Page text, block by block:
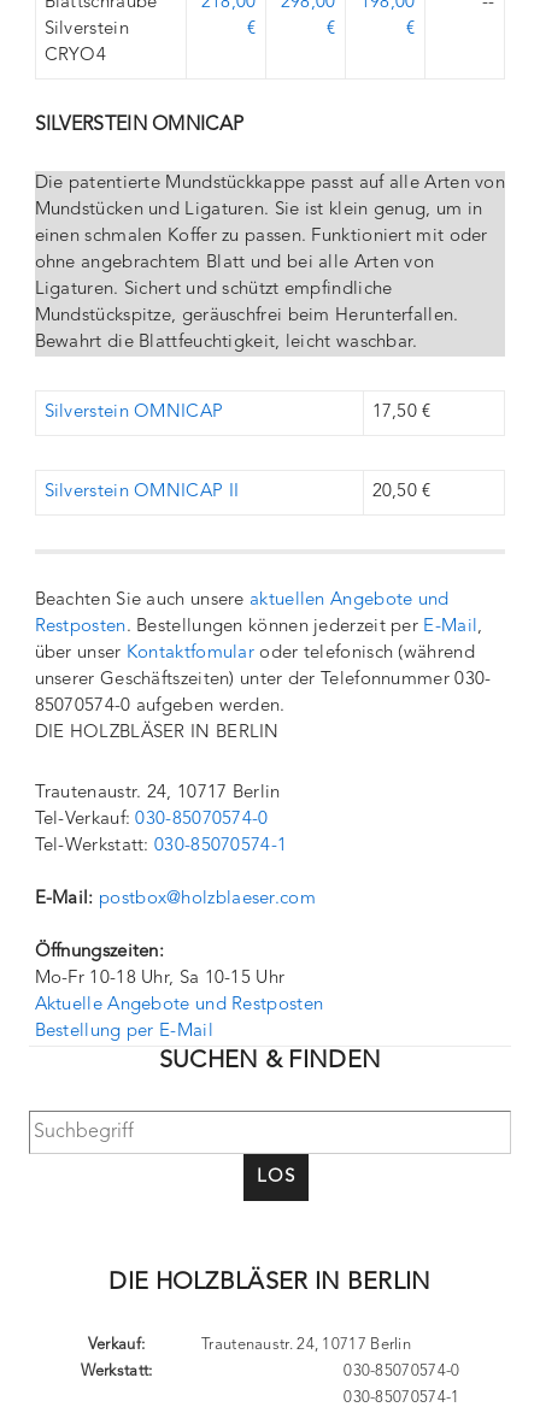
Silverstein
CRYO4
€
€
€
SILVERSTEIN OMNICAP
Die patentierte Mundstückkappe passt auf alle Arten von
Mundstücken und Ligaturen. Sie ist klein genug, um in
einen schmalen Koffer zu passen. Funktioniert mit oder
ohne angebrachtem Blatt und bei alle Arten von
Ligaturen. Sichert und schützt empfindliche
Mundstückspitze, geräuschfrei beim Herunterfallen.
Bewahrt die Blattfeuchtigkeit, leicht waschbar.
Silverstein OMNICAP 17,50 €
Silverstein OMNICAP II 20,50 €
Beachten Sie auch unsere aktuellen Angebote und
Restposten. Bestellungen können jederzeit per E-Mail,
über unser Kontaktfomular oder telefonisch (während
unserer Geschäftszeiten) unter der Telefonnummer 030-
85070574-0 aufgeben werden.
DIE HOLZBLÄSER IN BERLIN
Trautenaustr. 24, 10717 Berlin
Tel-Verkauf:030-85070574-0
Tel-Werkstatt:030-85070574-1
E-Mail: postbox@holzblaeser.com
Öffnungszeiten:
Mo-Fr 10-18 Uhr, Sa 10-15 Uhr
Aktuelle Angebote und Restposten
Bestellung per E-Mail
SUCHEN & FINDEN
LOS
DIE HOLZBLÄSER IN BERLIN
Trautenaustr. 24, 10717 Berlin
Verkauf:
Werkstatt:
030-85070574-0
030-85070574-1